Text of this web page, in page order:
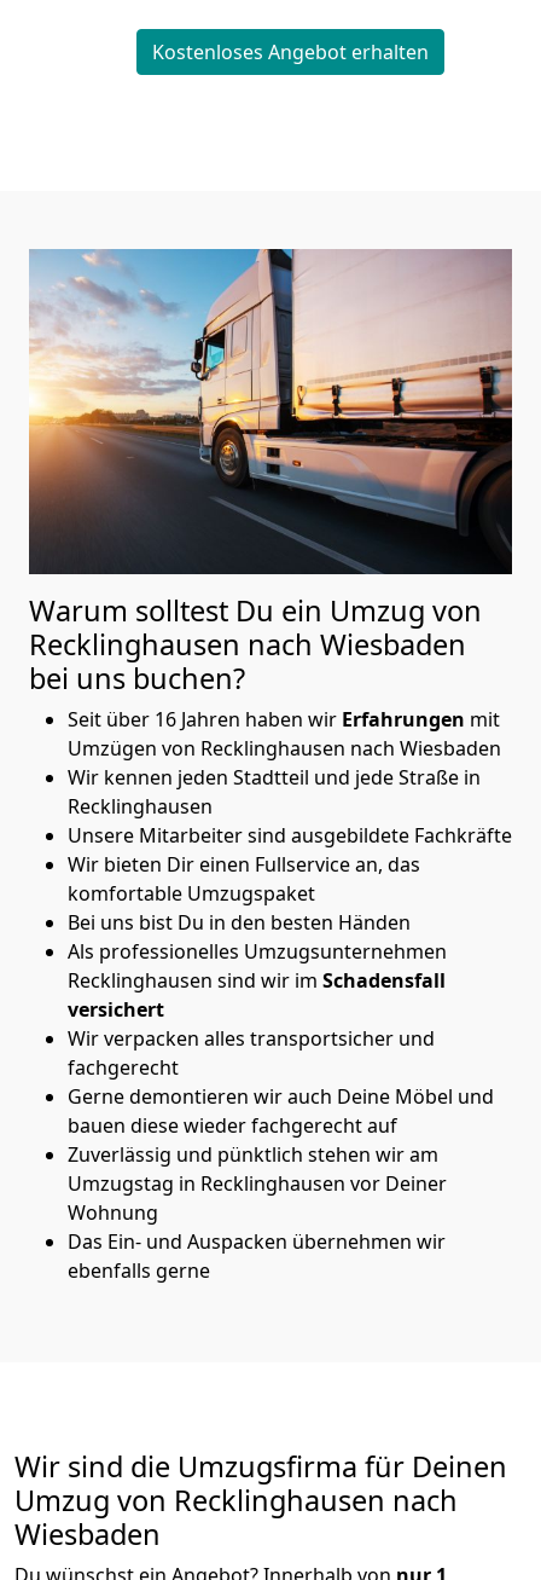
Kostenloses Angebot erhalten
Warum solltest Du ein Umzug von
Recklinghausen nach Wiesbaden
bei uns buchen?
Seit über 16 Jahren haben wir Erfahrungen mit
Umzügen von Recklinghausen nach Wiesbaden
Wir kennen jeden Stadtteil und jede Straße in
Recklinghausen
Unsere Mitarbeiter sind ausgebildete Fachkräfte
Wir bieten Dir einen Fullservice an, das
komfortable Umzugspaket
Bei uns bist Du in den besten Händen
Als professionelles Umzugsunternehmen
Recklinghausen sind wir im Schadensfall
versichert
Wir verpacken alles transportsicher und
fachgerecht
Gerne demontieren wir auch Deine Möbel und
bauen diese wieder fachgerecht auf
Zuverlässig und pünktlich stehen wir am
Umzugstag in Recklinghausen vor Deiner
Wohnung
Das Ein- und Auspacken übernehmen wir
ebenfalls gerne
Wir sind die Umzugsfirma für Deinen
Umzug von Recklinghausen nach
Wiesbaden